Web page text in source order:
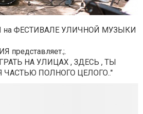
ФЕСТИВАЛЕ УЛИЧНОЙ МУЗЫКИ
представляет.;.
НА УЛИЦАХ , ЗДЕСЬ , ТЫ
ЧАСТЬЮ ПОЛНОГО ЦЕЛОГО.."